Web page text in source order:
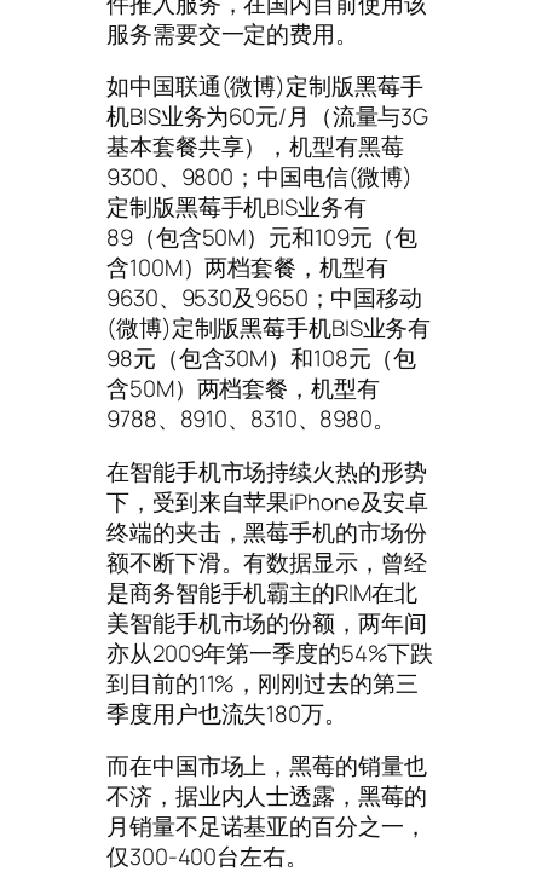
服务需要交一定的费用。
如中国联通(微博)定制版黑莓手
机BIS业务为60元/月（流量与3G
基本套餐共享），机型有黑莓
9300、9800；中国电信(微博)
定制版黑莓手机BIS业务有
89（包含50M）元和109元（包
含100M）两档套餐，机型有
9630、9530及9650；中国移动
(微博)定制版黑莓手机BIS业务有
98元（包含30M）和108元（包
含50M）两档套餐，机型有
9788、8910、8310、8980。
在智能手机市场持续火热的形势
下，受到来自苹果iPhone及安卓
终端的夹击，黑莓手机的市场份
额不断下滑。有数据显示，曾经
是商务智能手机霸主的RIM在北
美智能手机市场的份额，两年间
亦从2009年第一季度的54%下跌
到目前的11%，刚刚过去的第三
季度用户也流失180万。
而在中国市场上，黑莓的销量也
不济，据业内人士透露，黑莓的
月销量不足诺基亚的百分之一，
仅300-400台左右。